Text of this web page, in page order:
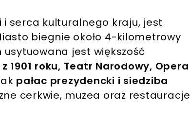
i serca kulturalnego kraju, jest
biegnie około 4-kilometrowy
usytuowana jest większość
1901 roku, Teatr Narodowy, Opera
pałac prezydencki i siedziba
cerkwie, muzea oraz restauracje